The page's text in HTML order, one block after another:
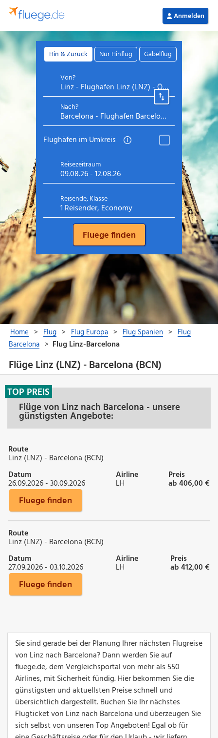
Flüge Linz (LNZ) - Barcelona (BCN)
Flüge von Linz nach Barcelona - unsere
günstigsten Angebote:
TOP PREIS
Route
Linz (LNZ) - Barcelona (BCN)
Datum
26.09.2026 - 30.09.2026
Airline
LH
Preis
ab 406,00 €
Fluege finden
Route
Linz (LNZ) - Barcelona (BCN)
Datum
27.09.2026 - 03.10.2026
Airline
LH
Preis
ab 412,00 €
Fluege finden
Sie sind gerade bei der Planung Ihrer nächsten Flugreise
von Linz nach Barcelona? Dann werden Sie auf
fluege.de, dem Vergleichsportal von mehr als 550
Airlines, mit Sicherheit fündig. Hier bekommen Sie die
günstigsten und aktuellsten Preise schnell und
übersichtlich dargestellt. Buchen Sie Ihr nächstes
Flugticket von Linz nach Barcelona und überzeugen Sie
sich selbst von unseren Top Angeboten! Egal ob für